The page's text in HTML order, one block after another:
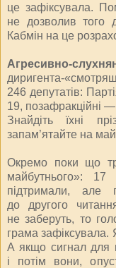
це зафіксувала.
не дозволив того
Кабмін на це
Агресивно-
дириген­та-
246 депутатів:
19, позафракційні
Знайдіть їхні
запам’ятайте на
Окремо поки що
майбутнього»:
підтримали, але
до другого
не заберуть, то
грама зафіксувала.
А якщо сигнал для
і потім вони,